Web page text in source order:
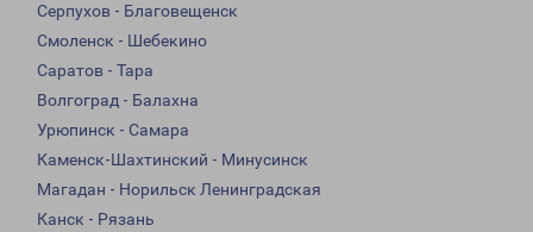
Серпухов - Благовещенск
Смоленск - Шебекино
Саратов - Тара
Волгоград - Балахна
Урюпинск - Самара
Каменск-Шахтинский - Минусинск
Магадан - Норильск Ленинградская
Канск - Рязань